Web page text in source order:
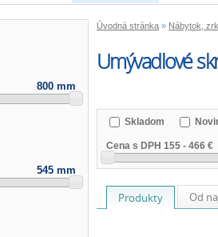
Úvodná stránka » Nábytok,
Umývadlové
800 mm
545 mm
Skladom
Cena s DPH 155 - 466 €
Produkty Od